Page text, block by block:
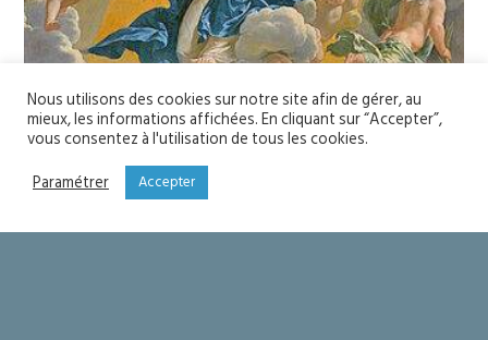
Nous utilisons des cookies sur notre site afin de gérer, au
mieux, les informations affichées. En cliquant sur “Accepter”,
vous consentez à l'utilisation de tous les cookies.
Paramétrer
Accepter